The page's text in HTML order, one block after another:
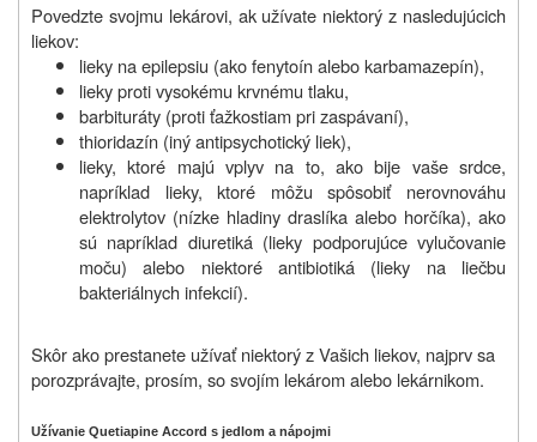
Povedzte svojmu lekárovi, ak užívate niektorý z nasledujúcich
liekov:
lieky na epilepsiu (ako fenytoín alebo karbamazepín),
lieky proti vysokému krvnému tlaku,
barbituráty (proti ťažkostiam pri zaspávaní),
thioridazín (iný antipsychotický liek),
lieky, ktoré majú vplyv na to, ako bije vaše srdce,
napríklad lieky, ktoré môžu spôsobiť nerovnováhu
elektrolytov (nízke hladiny draslíka alebo horčíka), ako
sú napríklad diuretiká (lieky podporujúce vylučovanie
moču) alebo niektoré antibiotiká (lieky na liečbu
bakteriálnych infekcií).
Skôr ako prestanete užívať niektorý z Vašich liekov, najprv sa
porozprávajte, prosím, so svojím lekárom alebo lekárnikom.
Užívanie Quetiapine Accord s jedlom a nápojmi